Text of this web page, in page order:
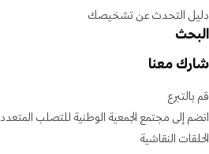
دليل التحدث عن تشخيصك
البحث
شارك معنا
قم بالتبرع
انضم إلى مجتمع الجمعية الوطنية للتصلب المتعدد
الحلقات النقاشية